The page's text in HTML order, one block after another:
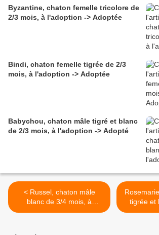
Byzantine, chaton femelle tricolore de
2/3 mois, à l'adoption -> Adoptée
Bindi, chaton femelle tigrée de 2/3
mois, à l'adoption -> Adoptée
Babychou, chaton mâle tigré et blanc
de 2/3 mois, à l'adoption -> Adopté
< Russel, chaton mâle
blanc de 3/4 mois, à
l'adoption -> adopté avec
tigrée et
mois,